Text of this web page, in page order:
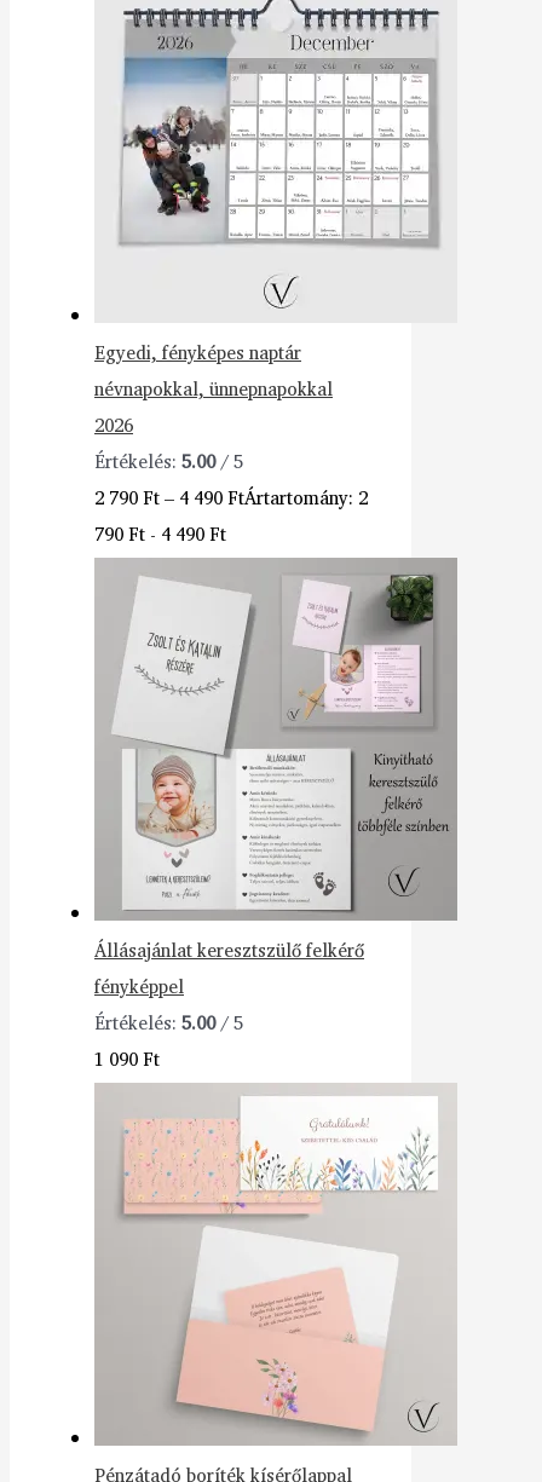
Egyedi, fényképes naptár
névnapokkal, ünnepnapokkal
2026
Értékelés: 5.00/ 5
2 790Ft– 4 490FtÁrtartomány: 2
790 Ft - 4 490 Ft
Állásajánlat keresztszülő felkérő
fényképpel
Értékelés: 5.00/ 5
1 090Ft
Pénzátadó boríték kísérőlappal